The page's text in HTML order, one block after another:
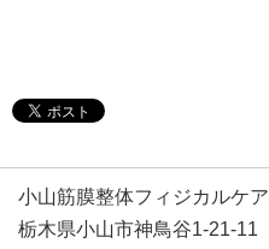
小山筋膜整体フィジカルケア
栃木県小山市神鳥谷1-21-11